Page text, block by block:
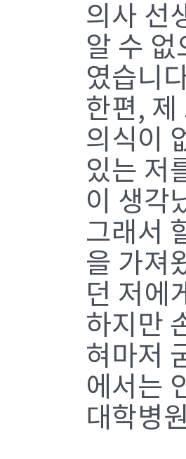
의사 선
알 수
였습니
한편,
의식이
있는 저
이 생각
그래서
을 가져
던 저에
하지만
혀마저
에서는
대학병